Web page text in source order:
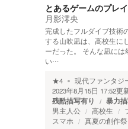
とあるゲームのプレ
月影澪央
完成したフルダイブ技術
する山吹凪は、高校生に
ーだった。 そんな凪に
い…
★4 現代ファンタジ
2023年8月15日 17:52更
残酷描写有り 暴力
男主人公 高校生
スマホ
真夏の創作祭